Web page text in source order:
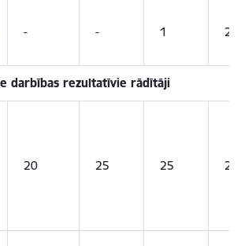
- - 1 2
darbības rezultatīvie rādītāji
20 25 25 25